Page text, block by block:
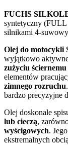
FUCHS
syntetyczny
silnikami 4-
Olej do motocykli
wyjątkowo
zużyciu ściernemu
elementów
zimnego rozruchu
bardzo precyzyjne
Olej doskonale
lub cieczą,
wyścigowych.
ekstremalnych